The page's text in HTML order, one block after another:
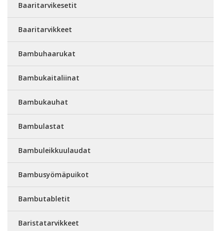
Baaritarvikesetit
Baaritarvikkeet
Bambuhaarukat
Bambukaitaliinat
Bambukauhat
Bambulastat
Bambuleikkuulaudat
Bambusyömäpuikot
Bambutabletit
Baristatarvikkeet